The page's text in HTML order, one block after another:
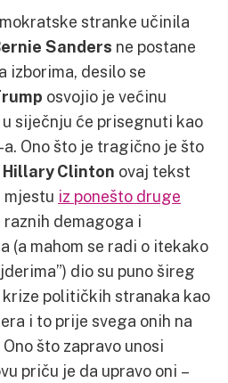
stranke učinila
Sanders ne postane
izborima, desilo se
osvojio je većinu
siječnju će prisegnuti kao
Ono što je tragično je što
Hillary Clinton ovaj tekst
mjestu iz ponešto druge
raznih demagoga i
(a mahom se radi o itekako
dio su puno šireg
političkih stranaka kao
i to prije svega onih na
što zapravo unosi
priču je da upravo oni –